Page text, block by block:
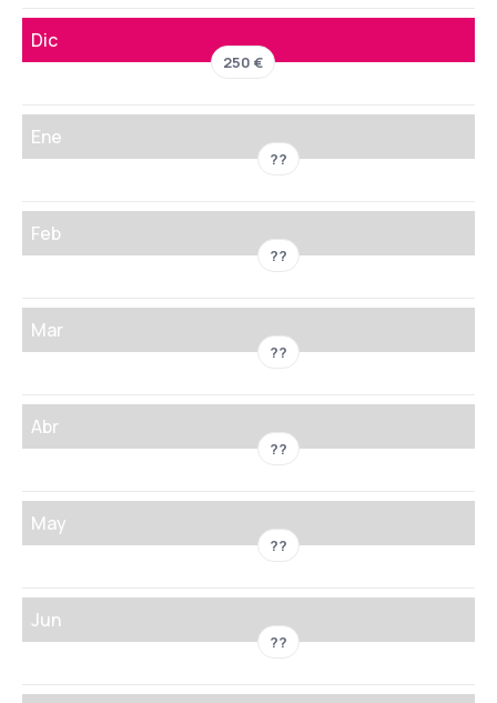
Dic
250 €
Ene
??
Feb
??
Mar
??
Abr
??
May
??
Jun
??